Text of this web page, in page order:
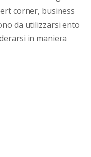
corner, business
da utilizzarsi ento
in maniera